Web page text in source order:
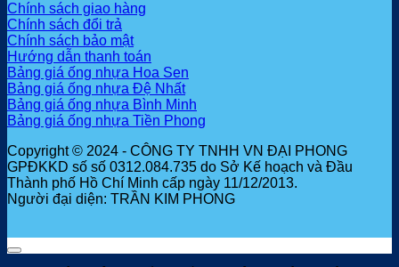
Chính sách giao hàng
Chính sách đổi trả
Chính sách bảo mật
Hướng dẫn thanh toán
Bảng giá ống nhựa Hoa Sen
Bảng giá ống nhựa Đệ Nhất
Bảng giá ống nhựa Bình Minh
Bảng giá ống nhựa Tiền Phong
Copyright © 2024 - CÔNG TY TNHH VN ĐẠI PHONG
GPĐKKD số số 0312.084.735 do Sở Kế hoạch và Đầu
Thành phố Hồ Chí Minh cấp ngày 11/12/2013.
Người đại diện: TRẦN KIM PHONG